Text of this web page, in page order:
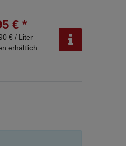
€ *
€ / Liter
erhältlich